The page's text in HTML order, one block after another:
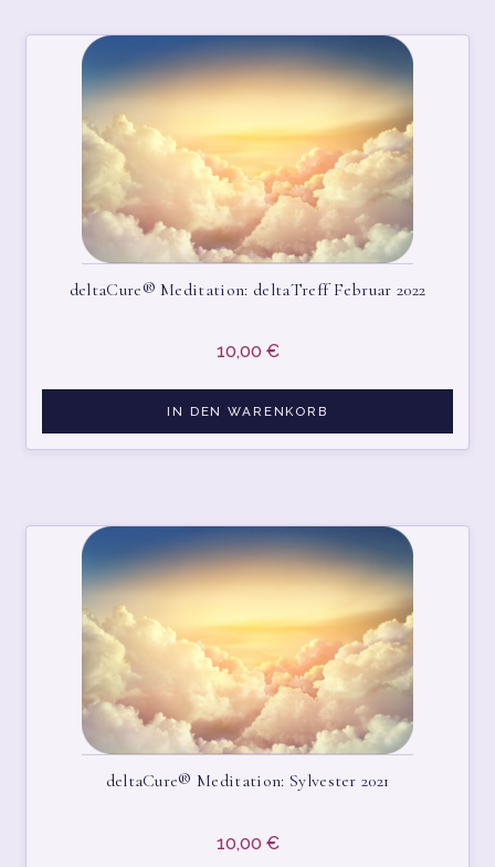
KASSE
MEIN KONTO
MY ACCOUNT
PRIVACY POLICY
RTL TESTED
WARENKORB
WIDERRUFSBELEHRUNG
deltaCure® Meditation: deltaTreff Februar 2022
10,00 €
IN DEN WARENKORB
deltaCure® Meditation: Sylvester 2021
10,00 €